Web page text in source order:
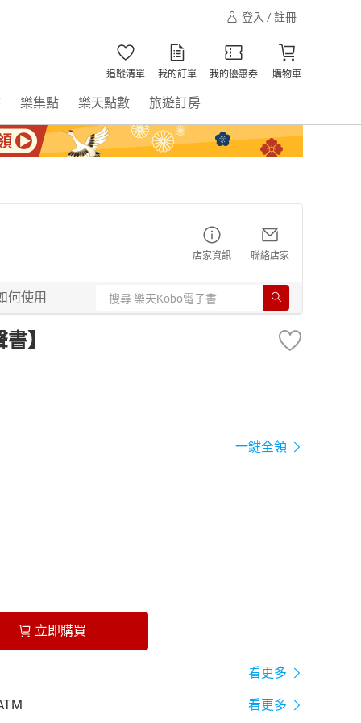
登入 / 註冊
追蹤清單 我的訂單 我的優惠券 購物車
樂集點 樂天點數 旅遊訂房
店家資訊 聯絡店家
何使用
】
一鍵全領
立即購買
看更多
看更多